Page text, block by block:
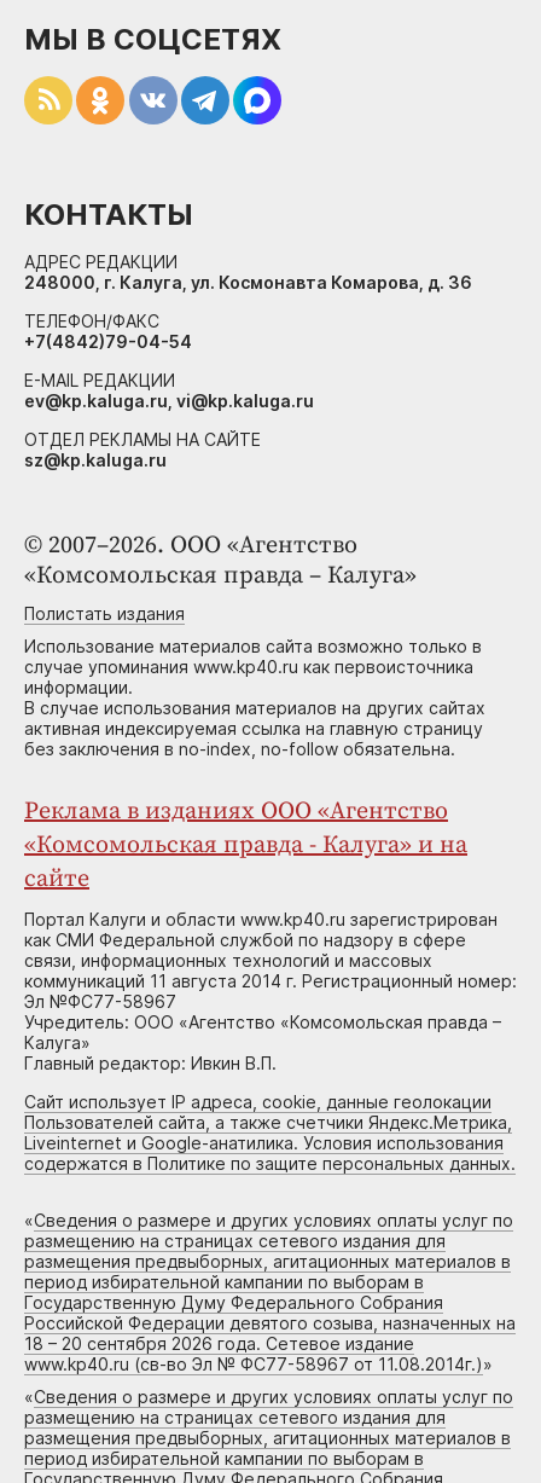
© 2007–2026. ООО «Агентство
«Комсомольская правда – Калуга»
Полистать издания
Использование материалов сайта возможно только в
случае упоминания www.kp40.ru как первоисточника
информации.
В случае использования материалов на других сайтах
активная индексируемая ссылка на главную страницу
без заключения в no-index, no-follow обязательна.
Реклама в изданиях ООО «Агентство
«Комсомольская правда - Калуга» и на
сайте
Портал Калуги и области www.kp40.ru зарегистрирован
как СМИ Федеральной службой по надзору в сфере
связи, информационных технологий и массовых
коммуникаций 11 августа 2014 г. Регистрационный номер:
Эл №ФС77-58967
Учредитель: ООО «Агентство «Комсомольская правда –
Калуга»
Главный редактор: Ивкин В.П.
Сайт использует IP адреса, cookie, данные геолокации
Пользователей сайта, а также счетчики Яндекс.Метрика,
Liveinternet и Google-анатилика. Условия использования
содержатся в Политике по защите персональных данных.
«Сведения о размере и других условиях оплаты услуг по
размещению на страницах сетевого издания для
размещения предвыборных, агитационных материалов в
период избирательной кампании по выборам в
Государственную Думу Федерального Собрания
Российской Федерации девятого созыва, назначенных на
18 – 20 сентября 2026 года. Сетевое издание
www.kp40.ru (св-во Эл № ФС77-58967 от 11.08.2014г.)»
«Сведения о размере и других условиях оплаты услуг по
размещению на страницах сетевого издания для
размещения предвыборных, агитационных материалов в
период избирательной кампании по выборам в
Государственную Думу Федерального Собрания
МЫ В СОЦСЕТЯХ
КОНТАКТЫ
АДРЕС РЕДАКЦИИ
248000, г. Калуга, ул. Космонавта Комарова, д. 36
ТЕЛЕФОН/ФАКС
+7(4842)79-04-54
E-MAIL РЕДАКЦИИ
ev@kp.kaluga.ru, vi@kp.kaluga.ru
ОТДЕЛ РЕКЛАМЫ НА САЙТЕ
sz@kp.kaluga.ru